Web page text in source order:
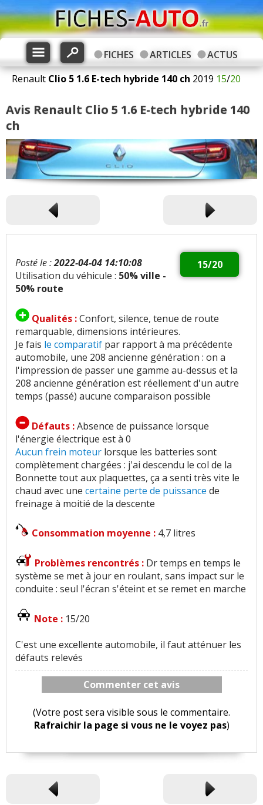
FICHES ARTICLES
ACTUS
Renault Clio 5 1.6 E-tech hybride 140 ch 2019 15/20
Avis Renault Clio 5 1.6 E-tech hybride 140
ch
15/20
Posté le :2022-04-04 14:10:08
Utilisation du véhicule : 50% ville -
50% route
Qualités :Confort, silence, tenue de route
remarquable, dimensions intérieures.
Je fais le comparatif par rapport à ma précédente
automobile, une 208 ancienne génération : on a
l'impression de passer une gamme au-dessus et la
208 ancienne génération est réellement d'un autre
temps (passé) aucune comparaison possible
Défauts :Absence de puissance lorsque
l'énergie électrique est à 0
Aucun frein moteur lorsque les batteries sont
complètement chargées : j'ai descendu le col de la
Bonnette tout aux plaquettes, ça a senti très vite le
chaud avec une certaine perte de puissance de
freinage à moitié de la descente
Consommation moyenne : 4,7 litres
Problèmes rencontrés : Dr temps en temps le
système se met à jour en roulant, sans impact sur le
conduite : seul l'écran s'éteint et se remet en marche
Note : 15/20
C'est une excellente automobile, il faut atténuer les
défauts relevés
Commenter cet avis
(Votre post sera visible sous le commentaire.
Rafraichir la page si vous ne le voyez pas)